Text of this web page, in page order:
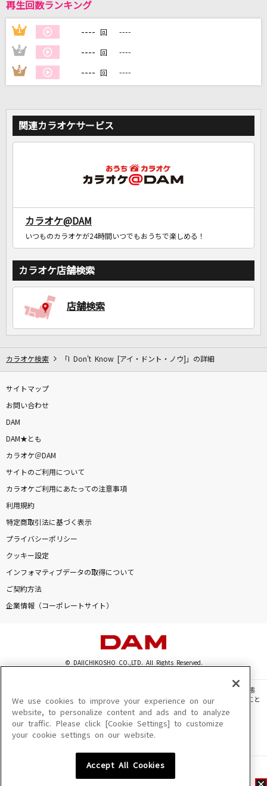
DAMに会員登録・ログインして
カラオケをもっと楽しもう！
再生回数ランキング
1 ---- 回 ----
2 ---- 回 ----
3 ---- 回 ----
関連カラオケサービス
カラオケ@DAM
いつものカラオケが24時間いつでもおうちで楽しめる！
カラオケ店舗検索
店舗検索
カラオケ検索 「I Don't Know [アイ・ドント・ノウ]」の詳細
サイトマップ
お問い合わせ
DAM
DAM★とも
カラオケ＠DAM
サイトのご利用について
カラオケご利用にあたっての注意事項
利用規約
特定商取引法に基づく表示
プライバシーポリシー
クッキー設定
インフォマティブデータの取得について
ご契約方法
企業情報（コーポレートサイト）
© DAIICHIKOSHO CO.,LTD. All Rights Reserved.
このサイトに掲載されている一切の文章・画像・写真・動画・音声等を、手段や形態
を問わず、著作権法の定める範囲を超えて無断で複製、転載、ファイル化などすること
を禁じます。
楽曲及びコンテンツは、機種によりご利用いただけない場合があります。
楽曲及びコンテンツの配信日、配信内容が変更になる場合があります。
We use cookies to improve your experience on our
website, to personalize content and ads and to analyze
our traffic. Please click [Cookie Settings] to customize
your cookie settings on our website.
Accept All Cookies